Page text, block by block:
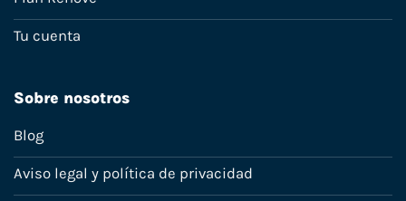
Tu cuenta
Sobre nosotros
Blog
Aviso legal y política de privacidad